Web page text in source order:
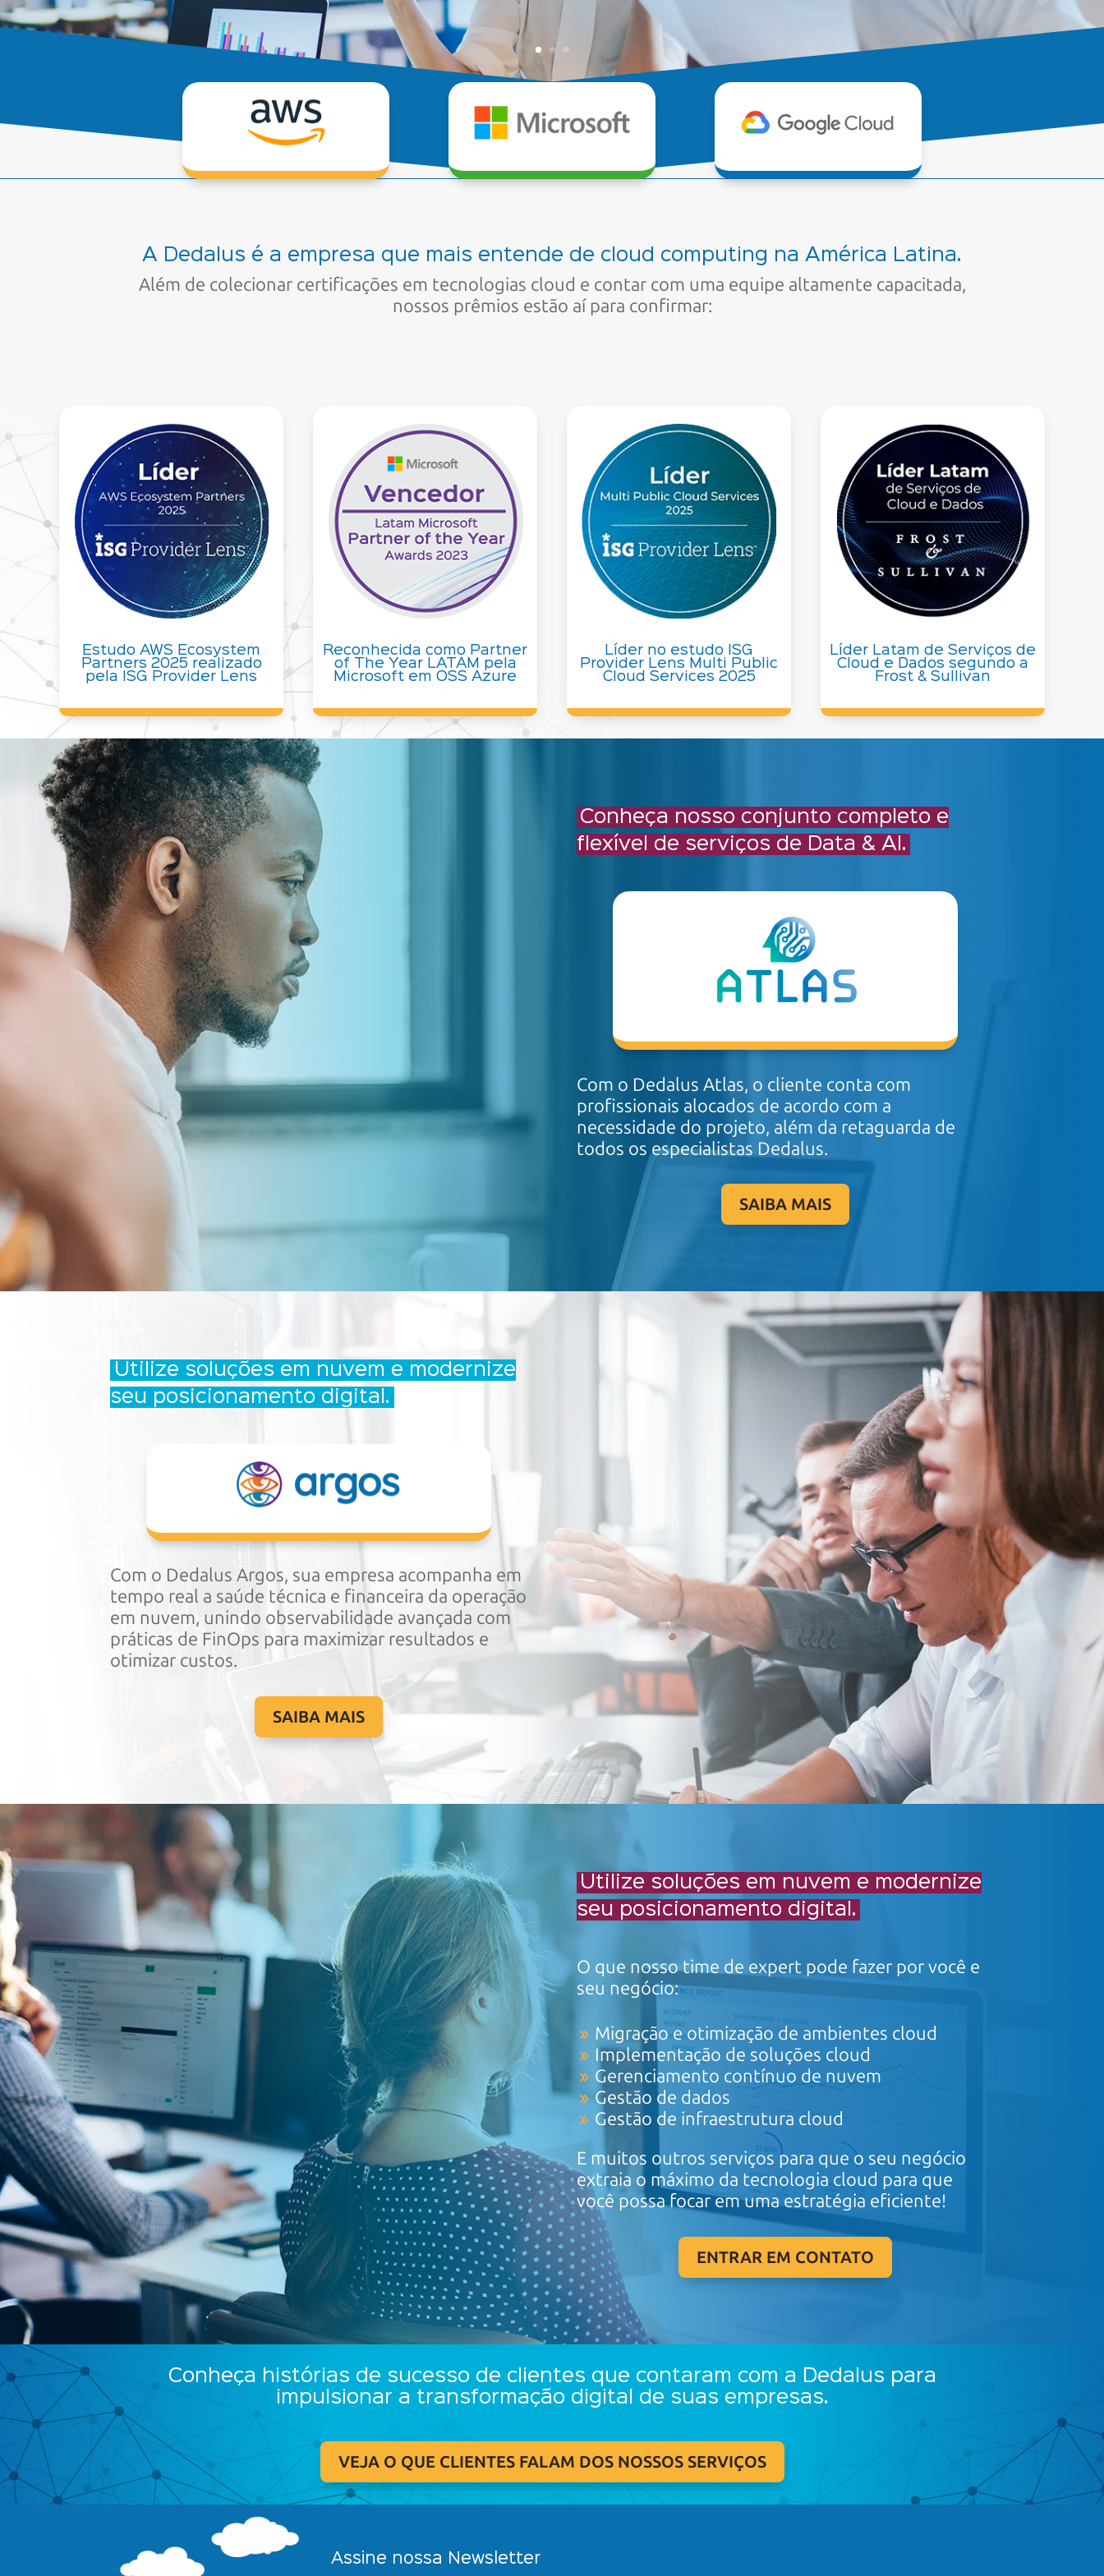
A Dedalus é a empresa que mais entende de cloud computing na América Latina.
Além de colecionar certificações em tecnologias cloud e contar com uma equipe altamente capacitada,
nossos prêmios estão aí para confirmar:
Estudo AWS Ecosystem
Partners 2025 realizado
pela ISG Provider Lens
Reconhecida como Partner
of The Year LATAM pela
Microsoft em OSS Azure
Líder no estudo ISG
Provider Lens Multi Public
Cloud Services 2025
Líder Latam de Serviços de
Cloud e Dados segundo a
Frost & Sullivan
Conheça nosso conjunto completo e
flexível de serviços de Data & AI.
Com o Dedalus Atlas, o cliente conta com
profissionais alocados de acordo com a
necessidade do projeto, além da retaguarda de
todos os especialistas Dedalus.
SAIBA MAIS
Utilize soluções em nuvem e modernize
seu posicionamento digital.
Com o Dedalus Argos, sua empresa acompanha em
tempo real a saúde técnica e financeira da operação
em nuvem, unindo observabilidade avançada com
práticas de FinOps para maximizar resultados e
otimizar custos.
SAIBA MAIS
Utilize soluções em nuvem e modernize
seu posicionamento digital.
O que nosso time de expert pode fazer por você e
seu negócio:
Migração e otimização de ambientes cloud
Implementação de soluções cloud
Gerenciamento contínuo de nuvem
Gestão de dados
Gestão de infraestrutura cloud
E muitos outros serviços para que o seu negócio
extraia o máximo da tecnologia cloud para que
você possa focar em umaestratégia eficiente!
ENTRAR EM CONTATO
Conheça histórias de sucesso de clientes que contaram com a Dedalus para
impulsionar a transformação digital de suas empresas.
VEJA O QUE CLIENTES FALAM DOS NOSSOS SERVIÇOS
Assine nossa Newsletter